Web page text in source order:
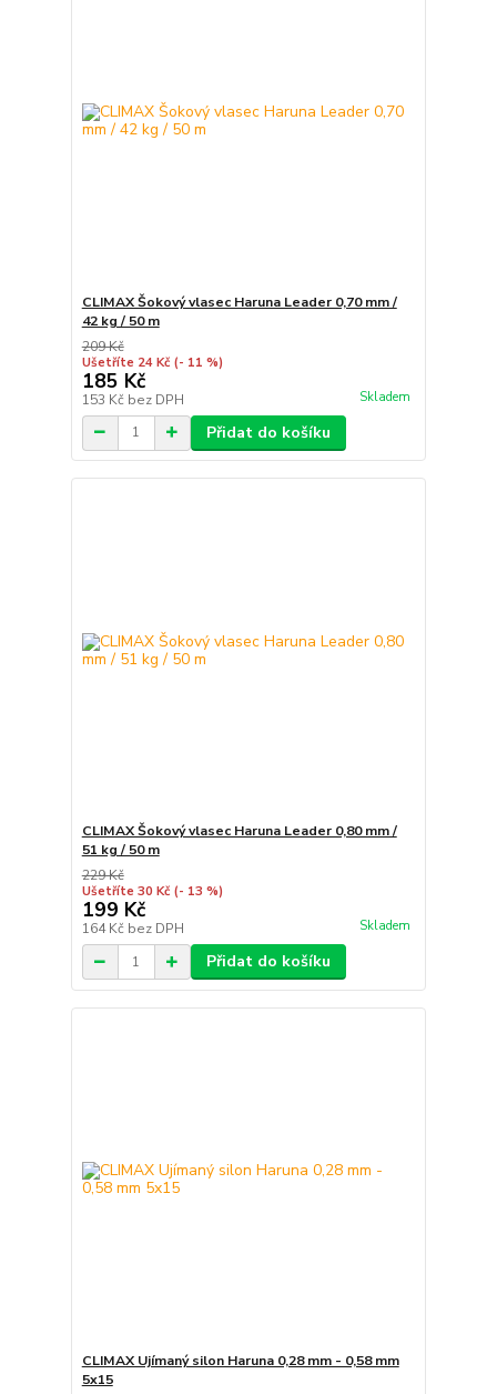
CLIMAX Šokový vlasec Haruna Leader 0,70 mm /
42 kg / 50 m
209 Kč
Ušetříte 24 Kč (- 11 %)
185 Kč
153 Kč bez DPH Skladem
Přidat do košíku
CLIMAX Šokový vlasec Haruna Leader 0,80 mm /
51 kg / 50 m
229 Kč
Ušetříte 30 Kč (- 13 %)
199 Kč
164 Kč bez DPH Skladem
Přidat do košíku
CLIMAX Ujímaný silon Haruna 0,28 mm - 0,58 mm
5x15